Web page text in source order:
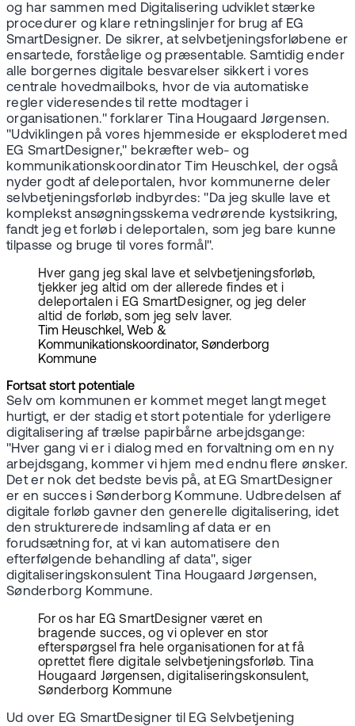
og har sammen med Digitalisering udviklet stærke
procedurer og klare retningslinjer for brug af EG
SmartDesigner. De sikrer, at selvbetjeningsforløbene er
ensartede, forståelige og præsentable. Samtidig ender
alle borgernes digitale besvarelser sikkert i vores
centrale hovedmailboks, hvor de via automatiske
regler videresendes til rette modtager i
organisationen." forklarer Tina Hougaard Jørgensen.
"Udviklingen på vores hjemmeside er eksploderet med
EG SmartDesigner," bekræfter web- og
kommunikationskoordinator Tim Heuschkel, der også
nyder godt af deleportalen, hvor kommunerne deler
selvbetjeningsforløb indbyrdes: "Da jeg skulle lave et
komplekst ansøgningsskema vedrørende kystsikring,
fandt jeg et forløb i deleportalen, som jeg bare kunne
tilpasse og bruge til vores formål".
Hver gang jeg skal lave et selvbetjeningsforløb,
tjekker jeg altid om der allerede findes et i
deleportalen i EG SmartDesigner, og jeg deler
altid de forløb, som jeg selv laver.
Tim Heuschkel, Web &
Kommunikationskoordinator, Sønderborg
Kommune
Fortsat stort potentiale
Selv om kommunen er kommet meget langt meget
hurtigt, er der stadig et stort potentiale for yderligere
digitalisering af trælse papirbårne arbejdsgange:
"Hver gang vi er i dialog med en forvaltning om en ny
arbejdsgang, kommer vi hjem med endnu flere ønsker.
Det er nok det bedste bevis på, at EG SmartDesigner
er en succes i Sønderborg Kommune. Udbredelsen af
digitale forløb gavner den generelle digitalisering, idet
den strukturerede indsamling af data er en
forudsætning for, at vi kan automatisere den
efterfølgende behandling af data", siger
digitaliseringskonsulent Tina Hougaard Jørgensen,
Sønderborg Kommune.
For os har EG SmartDesigner været en
bragende succes, og vi oplever en stor
efterspørgsel fra hele organisationen for at få
oprettet flere digitale selvbetjeningsforløb. Tina
Hougaard Jørgensen, digitaliseringskonsulent,
Sønderborg Kommune
Ud over EG SmartDesigner til EG Selvbetjening